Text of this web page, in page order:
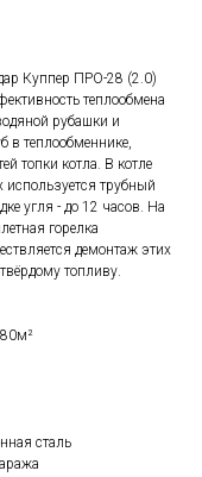
Куппер ПРО-28 (2.0)
теплообмена
рубашки и
в теплообменнике,
топки котла. В котле
используется трубный
угля - до 12 часов. На
горелка
демонтаж этих
топливу.
сталь